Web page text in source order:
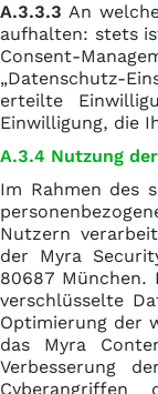
A.3.3.3 An
aufhalten: stets
Consent-
„Datenschutz-
erteilte
Einwilligung, die
A.3.4 Nutzung
Im Rahmen des
Nutzern
der Myra
80687 München.
verschlüsselte
Optimierung der
das Myra
Verbesserung